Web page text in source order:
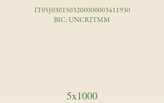
IT05J0301503200000003411930
BIC: UNCRITMM
5x1000